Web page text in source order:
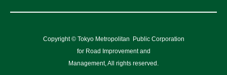
Copyright © Tokyo Metropolitan
Public Corporation
for Road Improvement and
Management, All rights reserved.